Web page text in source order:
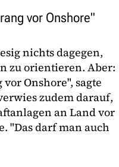
vor Onshore"
nichts dagegen,
zu orientieren. Aber:
Onshore", sagte
zudem darauf,
an Land vor
"Das darf man auch